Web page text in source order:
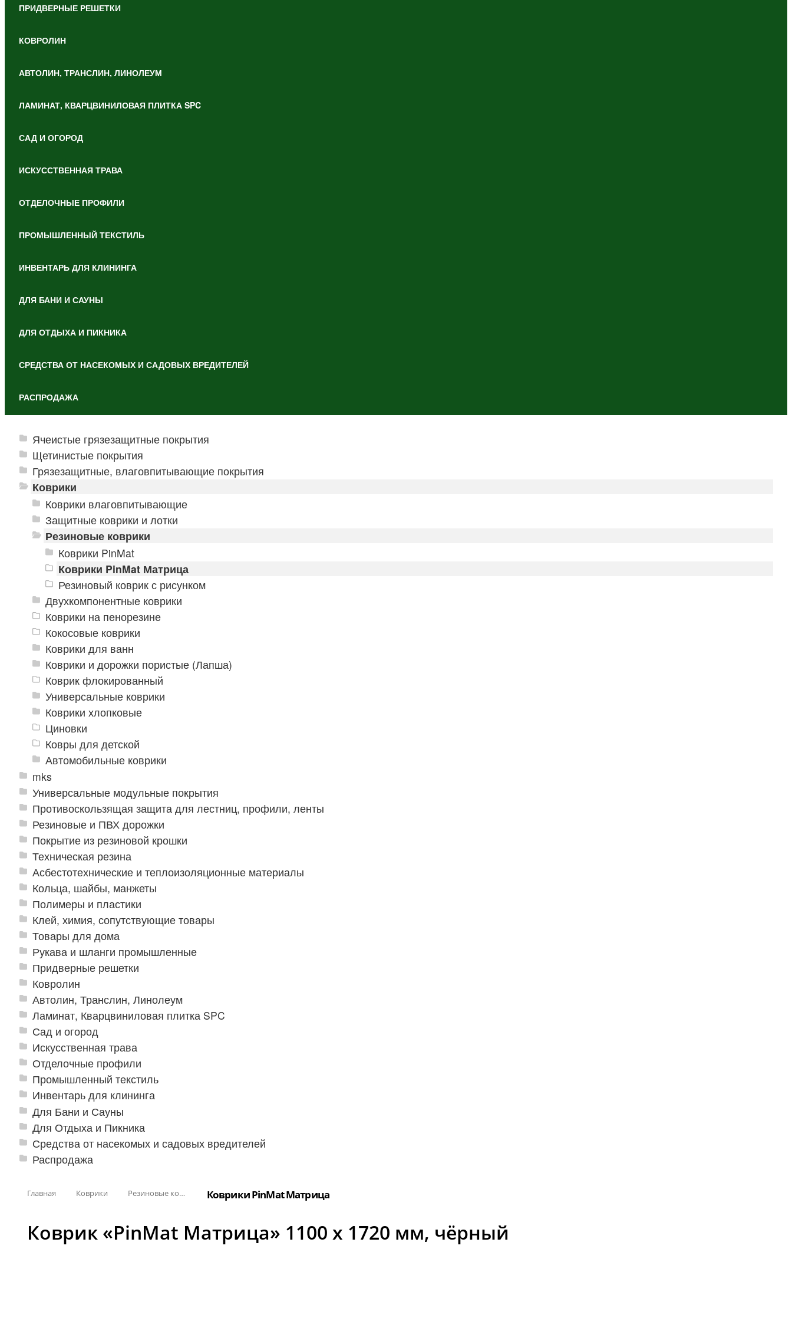
ПРИДВЕРНЫЕ РЕШЕТКИ
КОВРОЛИН
АВТОЛИН, ТРАНСЛИН, ЛИНОЛЕУМ
ЛАМИНАТ, КВАРЦВИНИЛОВАЯ ПЛИТКА SPC
САД И ОГОРОД
ИСКУССТВЕННАЯ ТРАВА
ОТДЕЛОЧНЫЕ ПРОФИЛИ
ПРОМЫШЛЕННЫЙ ТЕКСТИЛЬ
ИНВЕНТАРЬ ДЛЯ КЛИНИНГА
ДЛЯ БАНИ И САУНЫ
ДЛЯ ОТДЫХА И ПИКНИКА
СРЕДСТВА ОТ НАСЕКОМЫХ И САДОВЫХ ВРЕДИТЕЛЕЙ
РАСПРОДАЖА
Ячеистые грязезащитные покрытия
Щетинистые покрытия
Грязезащитные, влаговпитывающие покрытия
Коврики
Коврики влаговпитывающие
Защитные коврики и лотки
Резиновые коврики
Коврики PinMat
Коврики PinMat Матрица
Резиновый коврик с рисунком
Двухкомпонентные коврики
Коврики на пенорезине
Кокосовые коврики
Коврики для ванн
Коврики и дорожки пористые (Лапша)
Коврик флокированный
Универсальные коврики
Коврики хлопковые
Циновки
Ковры для детской
Автомобильные коврики
mks
Универсальные модульные покрытия
Противоскользящая защита для лестниц, профили, ленты
Резиновые и ПВХ дорожки
Покрытие из резиновой крошки
Техническая резина
Асбестотехнические и теплоизоляционные материалы
Кольца, шайбы, манжеты
Полимеры и пластики
Клей, химия, сопутствующие товары
Товары для дома
Рукава и шланги промышленные
Придверные решетки
Ковролин
Автолин, Транслин, Линолеум
Ламинат, Кварцвиниловая плитка SPC
Сад и огород
Искусственная трава
Отделочные профили
Промышленный текстиль
Инвентарь для клининга
Для Бани и Сауны
Для Отдыха и Пикника
Средства от насекомых и садовых вредителей
Распродажа
Главная Коврики Резиновые коврики Коврики PinMat Матрица
Коврик «PinMat Матрица» 1100 х 1720 мм, чёрный